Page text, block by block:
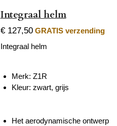
Integraal helm
€ 127,50 GRATIS verzending
Integraal helm
Merk: Z1R
Kleur: zwart, grijs
Het aerodynamische ontwerp